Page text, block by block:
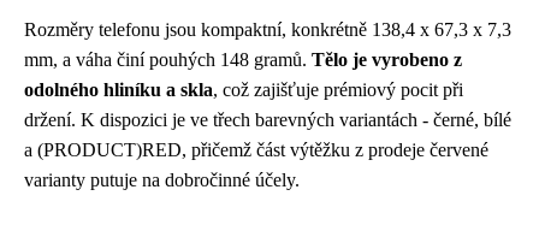
Rozměry telefonu jsou kompaktní, konkrétně 138,4 x 67,3 x 7,3
mm, a váha činí pouhých 148 gramů. Tělo je vyrobeno z
odolného hliníku a skla, což zajišťuje prémiový pocit při
držení. K dispozici je ve třech barevných variantách - černé, bílé
a (PRODUCT)RED, přičemž část výtěžku z prodeje červené
varianty putuje na dobročinné účely.